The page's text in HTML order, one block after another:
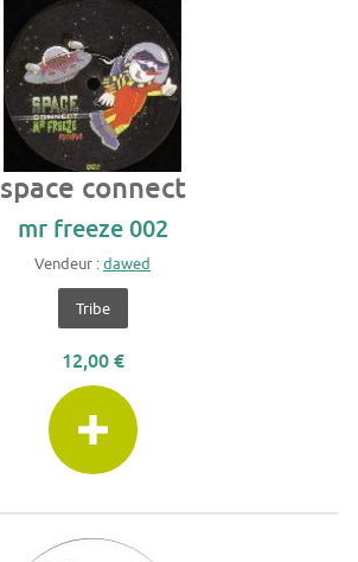
space connect
mr freeze 002
Vendeur :dawed
Tribe
12,00 €